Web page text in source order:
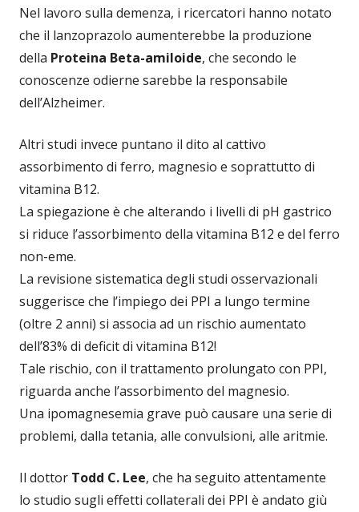
Nel lavoro sulla demenza, i ricercatori hanno notato
che il lanzoprazolo aumenterebbe la produzione
della Proteina Beta-amiloide, che secondo le
conoscenze odierne sarebbe la responsabile
dell’Alzheimer.
Altri studi invece puntano il dito al cattivo
assorbimento di ferro, magnesio e soprattutto di
vitamina B12.
La spiegazione è che alterando i livelli di pH gastrico
si riduce l’assorbimento della vitamina B12 e del ferro
non-eme.
La revisione sistematica degli studi osservazionali
suggerisce che l’impiego dei PPI a lungo termine
(oltre 2 anni) si associa ad un rischio aumentato
dell’83% di deficit di vitamina B12!
Tale rischio, con il trattamento prolungato con PPI,
riguarda anche l’assorbimento del magnesio.
Una ipomagnesemia grave può causare una serie di
problemi, dalla tetania, alle convulsioni, alle aritmie.
Il dottor Todd C. Lee, che ha seguito attentamente
lo studio sugli effetti collaterali dei PPI è andato giù